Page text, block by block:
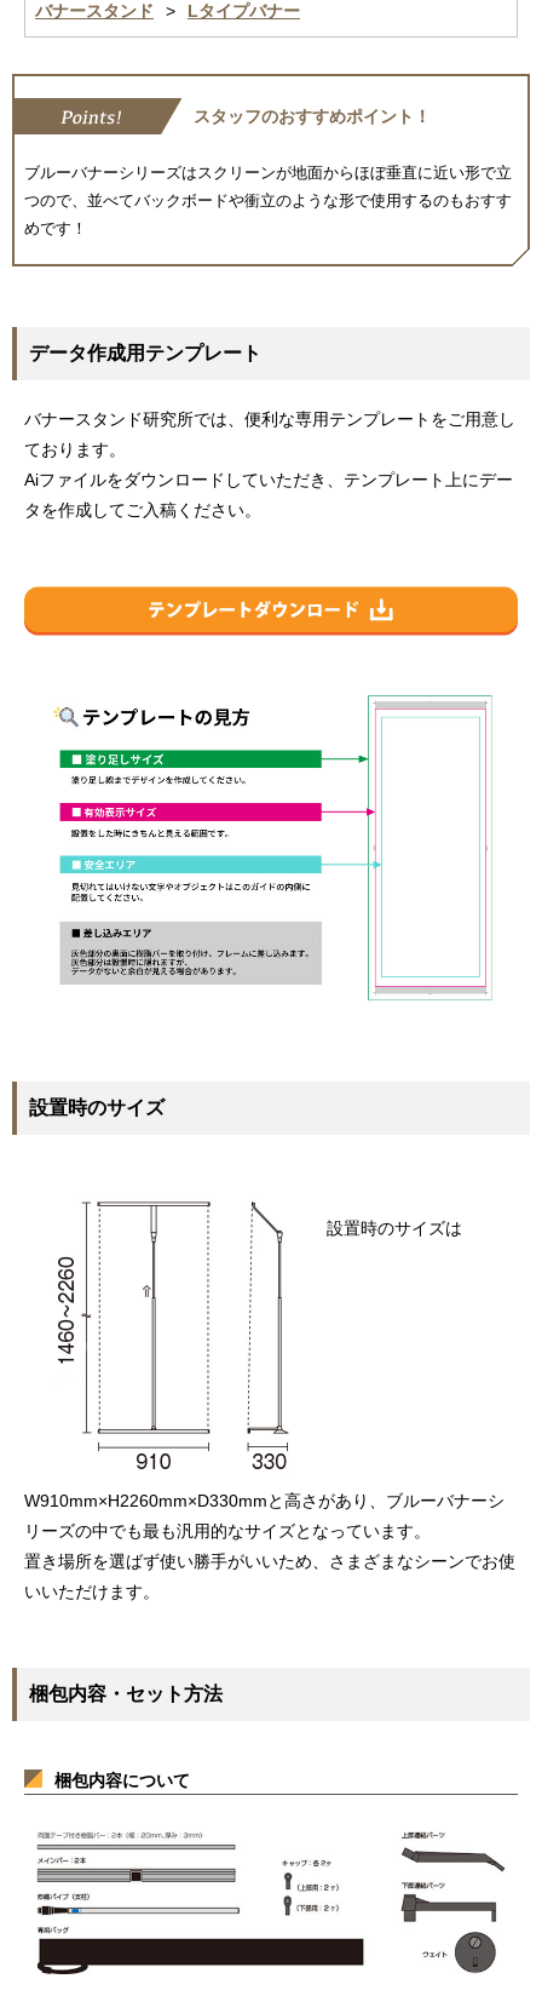
バナースタンド Lタイプバナー
スタッフのおすすめポイント！
ブルーバナーシリーズはスクリーンが地面からほぼ垂直に近い形で立
つので、並べてバックボードや衝立のような形で使用するのもおすす
めです！
データ作成用テンプレート
バナースタンド研究所では、便利な専用テンプレートをご用意し
ております。
Aiファイルをダウンロードしていただき、テンプレート上にデー
タを作成してご入稿ください。
設置時のサイズ
設置時のサイズは
W910mm×H2260mm×D330mmと高さがあり、ブルーバナーシ
リーズの中でも最も汎用的なサイズとなっています。
置き場所を選ばず使い勝手がいいため、さまざまなシーンでお使
いいただけます。
梱包内容・セット方法
梱包内容について